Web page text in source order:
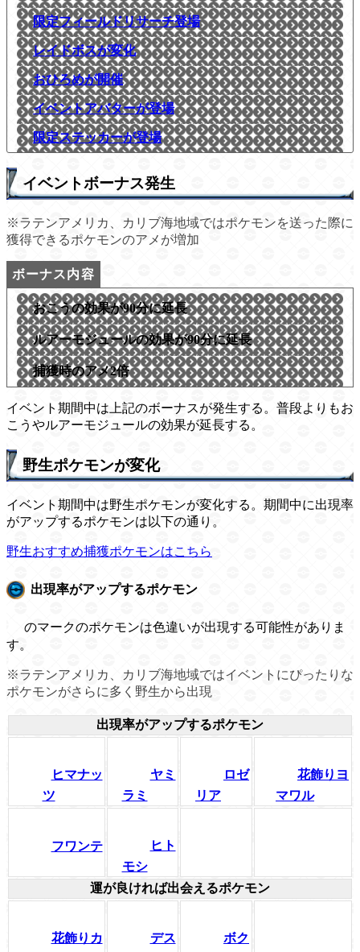
限定フィールドリサーチ登場
レイドボスが変化
おひろめが開催
イベントアバターが登場
限定ステッカーが登場
イベントボーナス発生
※ラテンアメリカ、カリブ海地域ではポケモンを送った際に
獲得できるポケモンのアメが増加
おこうの効果が90分に延長
ルアーモジュールの効果が90分に延長
捕獲時のアメ2倍
イベント期間中は上記のボーナスが発生する。普段よりもお
こうやルアーモジュールの効果が延長する。
野生ポケモンが変化
イベント期間中は野生ポケモンが変化する。期間中に出現率
がアップするポケモンは以下の通り。
野生おすすめ捕獲ポケモンはこちら
出現率がアップするポケモン
のマークのポケモンは色違いが出現する可能性がありま
す。
※ラテンアメリカ、カリブ海地域ではイベントにぴったりな
ポケモンがさらに多く野生から出現
出現率がアップするポケモン
ヒマナッ
ツ
ヤミ
ラミ
ロゼ
リア
花飾りヨ
マワル
フワンテ
ヒト
モシ
運が良ければ出会えるポケモン
花飾りカ デス ボク